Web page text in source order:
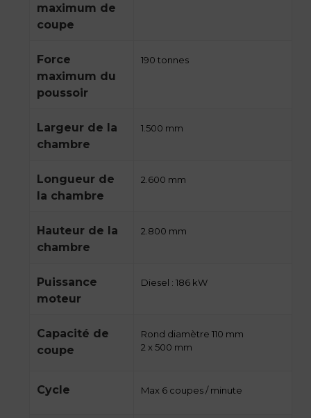
maximum de
coupe
Force
maximum du
poussoir
190 tonnes
Largeur de la
chambre
1.500 mm
Longueur de
la chambre
2.600 mm
Hauteur de la
chambre
2.800 mm
Puissance
moteur
Diesel : 186 kW
Capacité de
coupe
Rond diamètre 110 mm
2 x 500 mm
Cycle Max 6 coupes / minute